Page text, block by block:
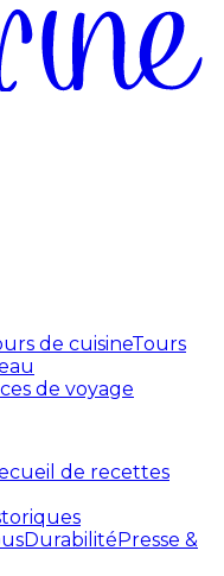
de cuisineTours
de voyage
de recettes
DurabilitéPresse &